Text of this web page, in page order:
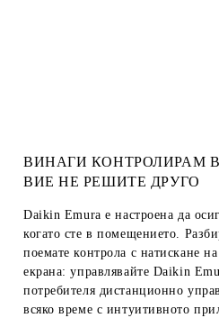
ВИНАГИ КОНТРОЛИРАМ
ВИЕ НЕ РЕШИТЕ ДРУГО
Daikin Emura е настроена да
когато сте в помещението.
поемате контрола с натискане
екрана: управлявайте Daikin
потребителя дистанционно
всяко време с интуитивното